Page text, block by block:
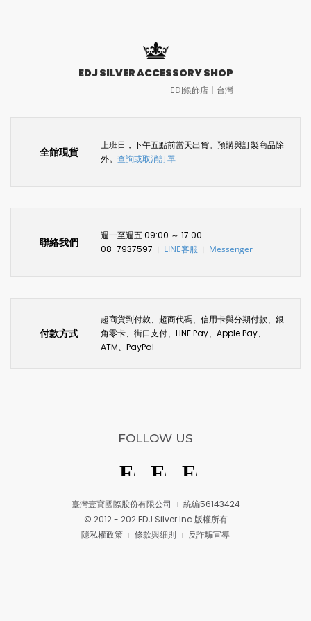
EDJ SILVER ACCESSORY SHOP
EDJ銀飾店〡台灣
全館現貨
上班日，下午五點前當天出貨。預購與訂製商品除
外。 查詢或取消訂單
聯絡我們
週一至週五 09:00 ～ 17:00
08-7937597
LINE客服 Messenger
付款方式
超商貨到付款、超商代碼、信用卡與分期付款、銀
角零卡、街口支付、LINE Pay、Apple Pay、
ATM、PayPal
臺灣壹寶國際股份有限公司
統編56143424
© 2012 - 202 EDJ Silver Inc.版權所有
隱私權政策
條款與細則 反詐騙宣導
FOLLOW US